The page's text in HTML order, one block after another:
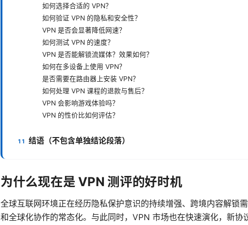
如何选择合适的 VPN？
如何验证 VPN 的隐私和安全性？
VPN 是否会显著降低网速？
如何测试 VPN 的速度？
VPN 是否能解锁流媒体？效果如何？
如何在多设备上使用 VPN？
是否需要在路由器上安装 VPN？
如何处理 VPN 课程的退款与售后？
VPN 会影响游戏体验吗？
VPN 的性价比如何评估？
结语（不包含单独结论段落）
为什么现在是 VPN 测评的好时机
全球互联网环境正在经历隐私保护意识的持续增强、跨境内容解锁
和全球化协作的常态化。与此同时，VPN 市场也在快速演化，新协